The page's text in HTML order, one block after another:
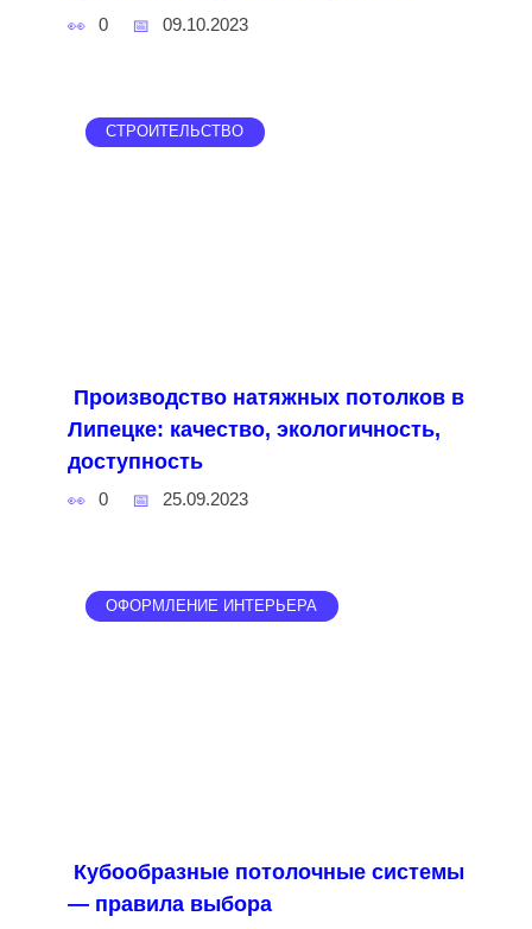
0 09.10.2023
СТРОИТЕЛЬСТВО
Производство натяжных потолков в
Липецке: качество, экологичность,
доступность
0 25.09.2023
ОФОРМЛЕНИЕ ИНТЕРЬЕРА
Кубообразные потолочные системы
— правила выбора